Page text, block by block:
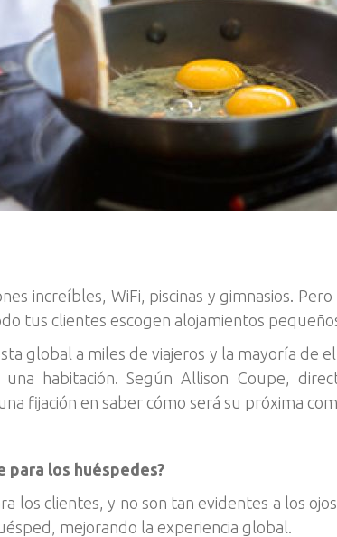
increíbles, WiFi, piscinas y gimnasios.
tus clientes escogen alojamientos
global a miles de viajeros y la mayoría de
habitación. Según Allison Coupe,
fijación en saber cómo será su próxima
para los huéspedes?
los clientes, y no son tan evidentes a los
mejorando la experiencia global.